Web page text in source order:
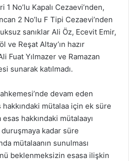
1 No’lu Kapalı Cezaevi’nden,
2 No’lu F Tipi Cezaevi’nden
sanıklar Ali Öz, Ecevit Emir,
ve Reşat Altay’ın hazır
Fuat Yılmazer ve Ramazan
sunarak katılmadı.
devam eden
hakkındaki mütalaa için ek süre
hakkındaki mütalaayı
duruşmaya kadar süre
mütalaanın sunulması
beklenmeksizin esasa ilişkin